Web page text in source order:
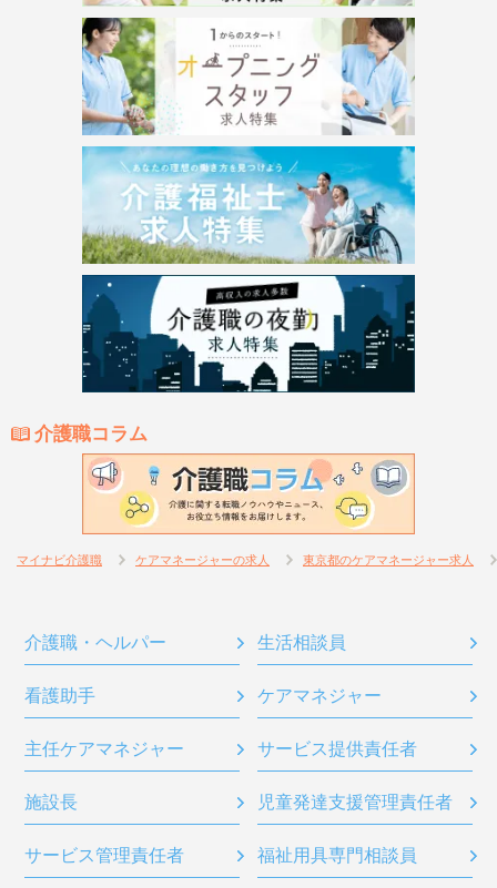
介護職コラム
マイナビ介護職 ケアマネージャーの求人 東京都のケアマネージャー求人
介護職・ヘルパー 生活相談員
看護助手 ケアマネジャー
主任ケアマネジャー サービス提供責任者
施設長 児童発達支援管理責任者
サービス管理責任者 福祉用具専門相談員